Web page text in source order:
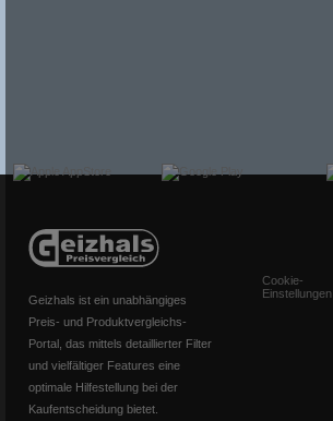
Geizhals ist ein unabhängiges
Preis- und Produktvergleichs-
Portal, das mittels detaillierter Filter
und vielfältiger Features eine
optimale Hilfestellung bei der
Kaufentscheidung bietet.
Cookie-
Einstellungen